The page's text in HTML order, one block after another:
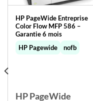
HP PageWide Entreprise
Color Flow MFP 586 –
Garantie 6 mois
HP Pagewide
nofb
HP PageWide